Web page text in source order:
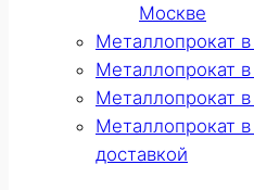
Москве
Металлопрокат
Металлопрокат
Металлопрокат
Металлопрокат
доставкой